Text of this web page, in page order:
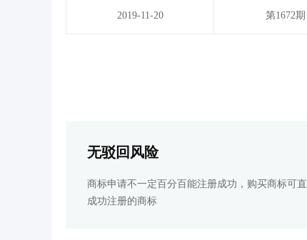
2019-11-20 第1672期
无驳回风险
商标申请不一定百分百能注册成功，购买商标可
成功注册的商标